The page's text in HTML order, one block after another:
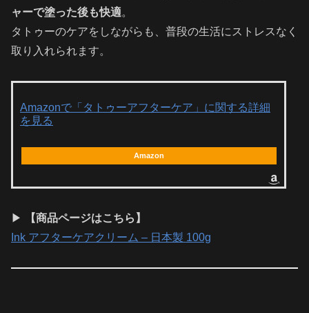
ャーで塗った後も快適。
タトゥーのケアをしながらも、普段の生活にストレスなく
取り入れられます。
Amazonで「タトゥーアフターケア」に関する詳細
を見る
Amazon
▶
【商品ページはこちら】
Ink アフターケアクリーム – 日本製 100g